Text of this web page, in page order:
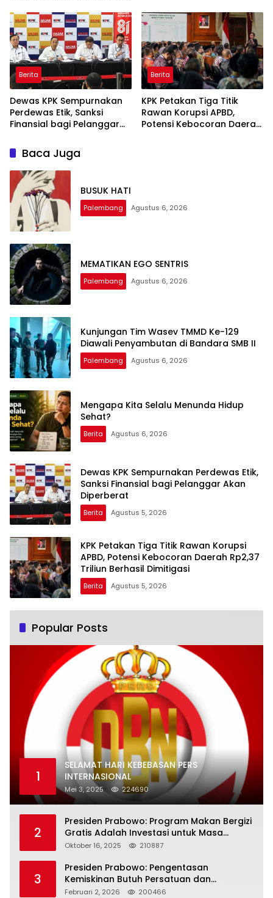
Berita
Dewas KPK Sempurnakan
Perdewas Etik, Sanksi
Finansial bagi Pelanggar
Berita
KPK Petakan Tiga Titik
Rawan Korupsi APBD,
Potensi Kebocoran Daerah
Baca Juga
BUSUK HATI
Palembang Agustus 6, 2026
MEMATIKAN EGO SENTRIS
Palembang Agustus 6, 2026
Kunjungan Tim Wasev TMMD Ke-129
Diawali Penyambutan di Bandara SMB II
Palembang Agustus 6, 2026
Mengapa Kita Selalu Menunda Hidup
Sehat?
Berita Agustus 6, 2026
Dewas KPK Sempurnakan Perdewas Etik,
Sanksi Finansial bagi Pelanggar Akan
Diperberat
Berita Agustus 5, 2026
KPK Petakan Tiga Titik Rawan Korupsi
APBD, Potensi Kebocoran Daerah Rp2,37
Triliun Berhasil Dimitigasi
Berita Agustus 5, 2026
Popular Posts
1
SELAMAT HARI KEBEBASAN PERS
INTERNASIONAL
Mei 3, 2025 224690
2
Presiden Prabowo: Program Makan Bergizi
Gratis Adalah Investasi untuk Masa
Depan Bangsa
Oktober 16, 2025 210887
3
Presiden Prabowo: Pengentasan
Kemiskinan Butuh Persatuan dan
Kepemimpinan yang Bertanggung Jawab
Februari 2, 2026 200466